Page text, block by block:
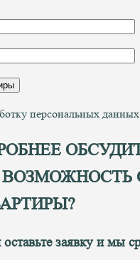
персональных данных
оставьте заявку и мы